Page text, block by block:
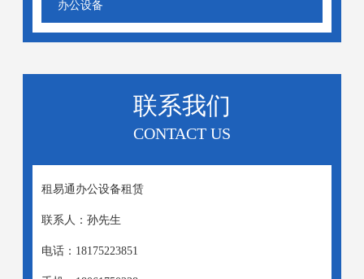
办公设备
联系我们
CONTACT US
租易通办公设备租赁
联系人：孙先生
电话：18175223851